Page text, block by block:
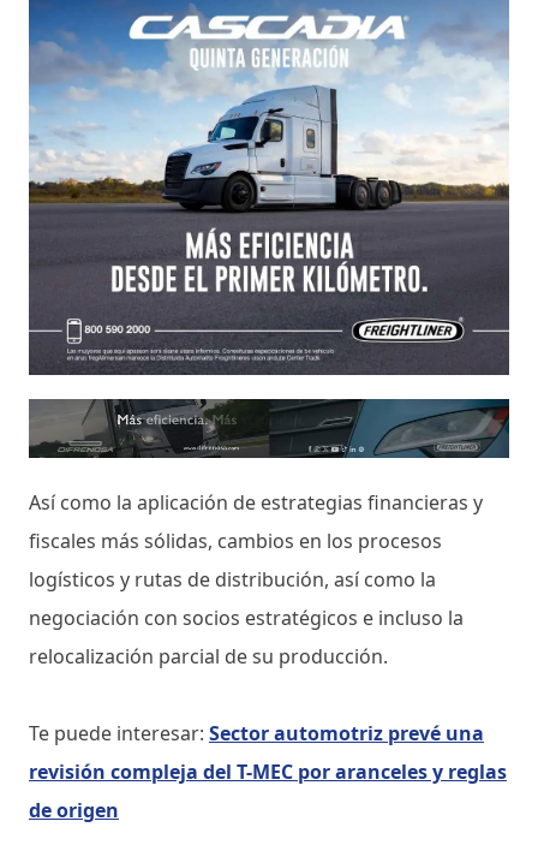
Así como la aplicación de estrategias financieras y
fiscales más sólidas, cambios en los procesos
logísticos y rutas de distribución, así como la
negociación con socios estratégicos e incluso la
relocalización parcial de su producción.
Te puede interesar: Sector automotriz prevé una
revisión compleja del T-MEC por aranceles y reglas
de origen